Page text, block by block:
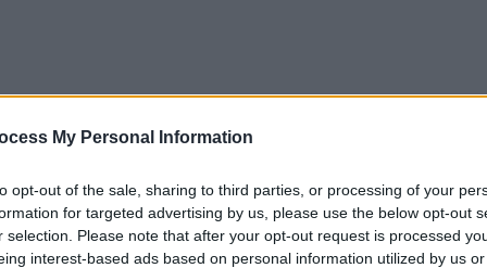
My Personal Information
opt-out of the sale, sharing to third parties, or processing of your
for targeted advertising by us, please use the below opt-out
selection. Please note that after your opt-out request is processed
interest-based ads based on personal information utilized by us
de Snoop Dogg, Los Angeles, qui a attiré l’attention des
dans quatre ans, faisant de Snoop Dogg un choix
comme l’actrice Laetitia Casta, le rappeur MC